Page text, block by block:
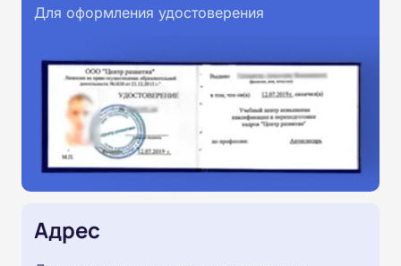
Для оформления удостоверения
Адрес